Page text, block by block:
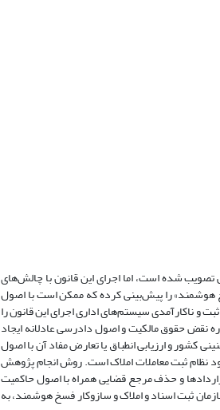
تصویب شده است، اما اجرای این قانون با چالش‌های
هوشمند» را پیش‌بینی کرده که ممکن است با اصول
و ناکارآمدی سیستم‌های اداری اجرای این قانون را
نقض حقوق مالکیت و اصول دادرسی عادلانه ایجاد
کشور و ارزیابی انطباق یا تعارض مفاد آن با اصول
نظام ثبت معاملات املاک است. روش انجام پژوهش
و حذف مرجع قضایی همراه با اصول حاکمیت
ثبت اسناد و املاک و سازوکار فسخ هوشمند، به